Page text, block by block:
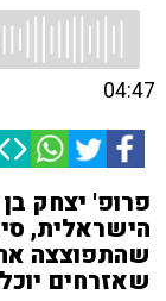
04:47
פרופ' יצחק
שהתפוצצה
שאזרחים